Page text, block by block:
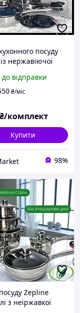
посуду
нержавіючої
сталі
дно.
до відправки
₴/міс
₴/комплект
Купити
98%
Zepline
з неіржавкої